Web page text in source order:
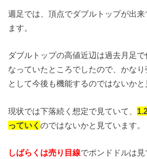
週足では、頂点でダブルトップが出
ます。
ダブルトップの高値近辺は過去月足
なっていたところでしたので、かな
として今後も機能するのではないかと
現状では下落続く想定で見ていて、
っていくのではないかと見ています。
しばらくは売り目線でポンドドルは